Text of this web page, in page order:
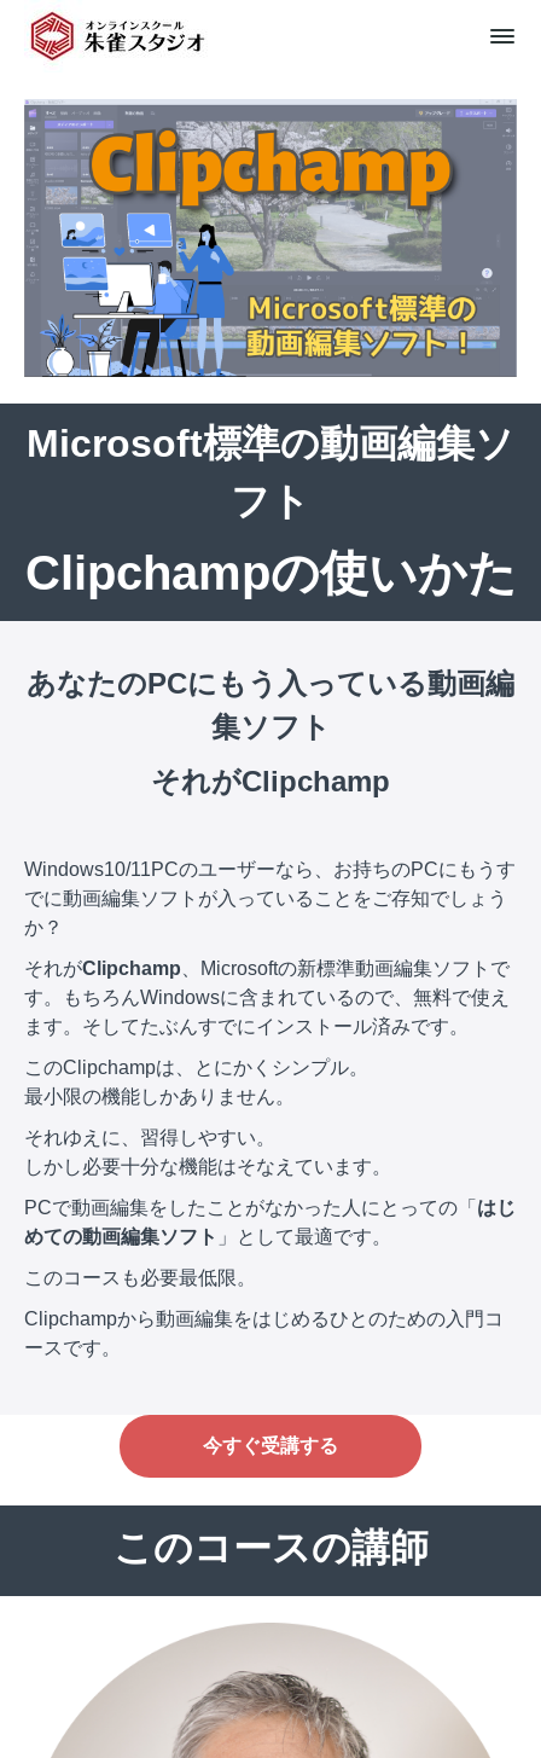
Microsoft標準の動画編集ソ
フト
Clipchampの使いかた
あなたのPCにもう入っている動画編
集ソフト
それがClipchamp
Windows10/11PCのユーザーなら、お持ちのPCにもうす
でに動画編集ソフトが入っていることをご存知でしょう
か？
それがClipchamp 、Microsoftの新標準動画編集ソフトで
す。もちろんWindowsに含まれているので、無料で使え
ます。そしてたぶんすでにインストール済みです。
このClipchampは、とにかくシンプル。
最小限の機能しかありません。
それゆえに、習得しやすい。
しかし必要十分な機能はそなえています。
PCで動画編集をしたことがなかった人にとっての「 はじ
めての動画編集ソフト 」として最適です。
このコースも必要最低限。
Clipchampから動画編集をはじめるひとのための入門コ
ースです。
今すぐ受講する
このコースの講師